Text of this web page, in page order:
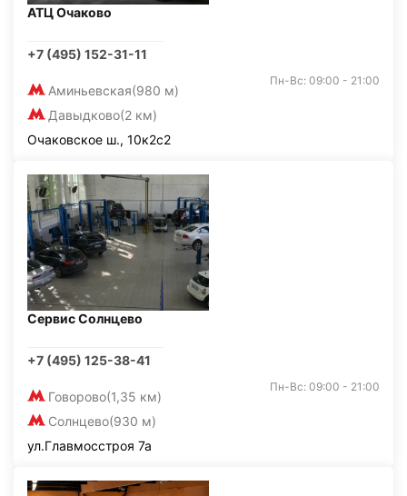
АТЦ Очаково
+7 (495) 152-31-11
Аминьевская(980 м)
Давыдково(2 км)
Пн-Вс: 09:00 - 21:00
Очаковское ш., 10к2с2
Сервис Солнцево
+7 (495) 125-38-41
Говорово(1,35 км)
Солнцево(930 м)
Пн-Вс: 09:00 - 21:00
ул.Главмосстроя 7а